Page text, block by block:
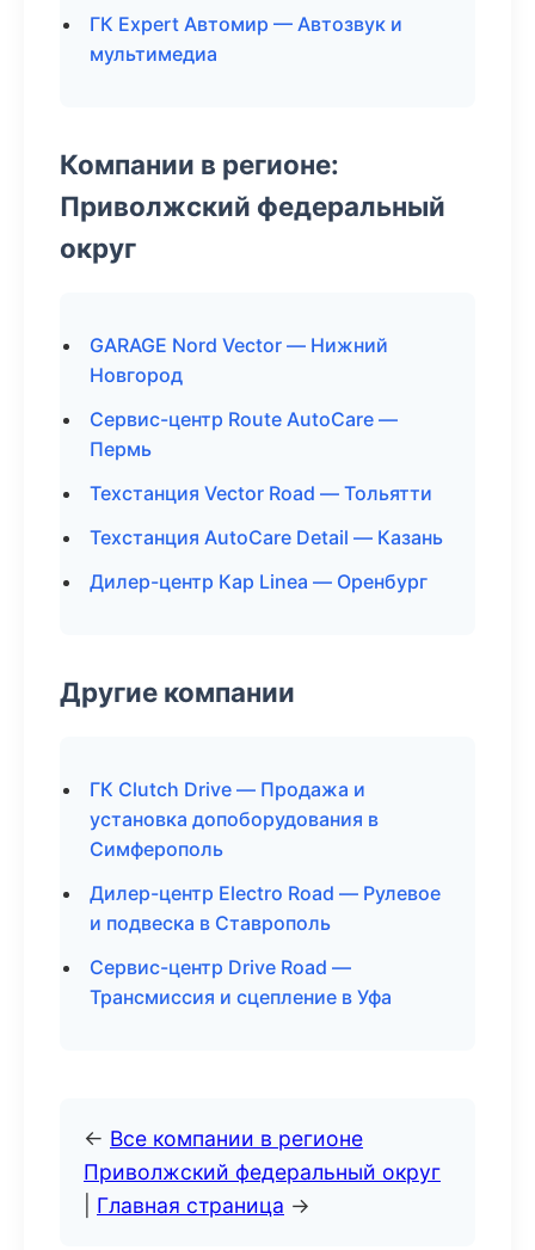
ГК Expert Автомир — Автозвук и
мультимедиа
Компании в регионе:
Приволжский федеральный
округ
GARAGE Nord Vector — Нижний
Новгород
Сервис-центр Route AutoCare —
Пермь
Техстанция Vector Road — Тольятти
Техстанция AutoCare Detail — Казань
Дилер-центр Кар Linea — Оренбург
Другие компании
ГК Clutch Drive — Продажа и
установка допоборудования в
Симферополь
Дилер-центр Electro Road — Рулевое
и подвеска в Ставрополь
Сервис-центр Drive Road —
Трансмиссия и сцепление в Уфа
← Все компании в регионе
Приволжский федеральный округ
Главная страница →